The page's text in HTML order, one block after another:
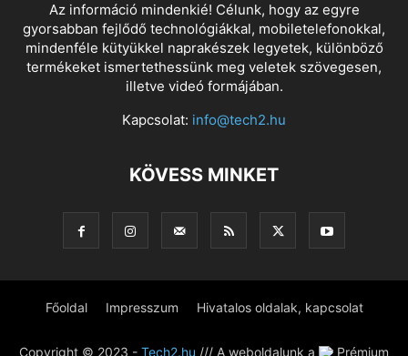
Az információ mindenkié! Célunk, hogy az egyre
gyorsabban fejlődő technológiákkal, mobiletelefonokkal,
mindenféle kütyükkel naprakészek legyetek, különböző
termékeket ismertethessünk meg veletek szövegesen,
illetve videó formájában.
Kapcsolat: info@tech2.hu
KÖVESS MINKET
Főoldal Impresszum Hivatalos oldalak, kapcsolat
Copyright © 2023 - Tech2.hu /// A weboldalunk a Prémium